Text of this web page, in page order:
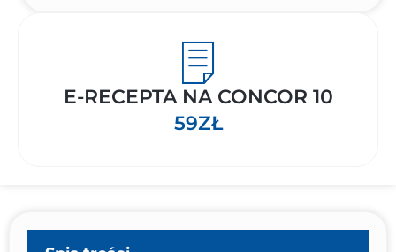
E-RECEPTA NA CONCOR 10
59ZŁ